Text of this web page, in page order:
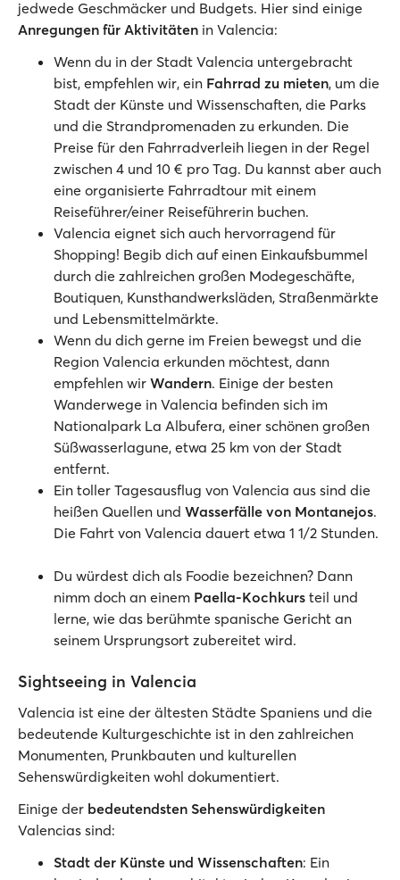
jedwede Geschmäcker und Budgets. Hier sind einige
Anregungen für Aktivitäten in Valencia:
Wenn du in der Stadt Valencia untergebracht
bist, empfehlen wir, ein Fahrrad zu mieten, um die
Stadt der Künste und Wissenschaften, die Parks
und die Strandpromenaden zu erkunden. Die
Preise für den Fahrradverleih liegen in der Regel
zwischen 4 und 10 € pro Tag. Du kannst aber auch
eine organisierte Fahrradtour mit einem
Reiseführer/einer Reiseführerin buchen.
Valencia eignet sich auch hervorragend für
Shopping! Begib dich auf einen Einkaufsbummel
durch die zahlreichen großen Modegeschäfte,
Boutiquen, Kunsthandwerksläden, Straßenmärkte
und Lebensmittelmärkte.
Wenn du dich gerne im Freien bewegst und die
Region Valencia erkunden möchtest, dann
empfehlen wir Wandern. Einige der besten
Wanderwege in Valencia befinden sich im
Nationalpark La Albufera, einer schönen großen
Süßwasserlagune, etwa 25 km von der Stadt
entfernt.
Ein toller Tagesausflug von Valencia aus sind die
heißen Quellen und Wasserfälle von Montanejos.
Die Fahrt von Valencia dauert etwa 1 1/2 Stunden.
Du würdest dich als Foodie bezeichnen? Dann
nimm doch an einem Paella-Kochkurs teil und
lerne, wie das berühmte spanische Gericht an
seinem Ursprungsort zubereitet wird.
Sightseeing in Valencia
Valencia ist eine der ältesten Städte Spaniens und die
bedeutende Kulturgeschichte ist in den zahlreichen
Monumenten, Prunkbauten und kulturellen
Sehenswürdigkeiten wohl dokumentiert.
Einige der bedeutendsten Sehenswürdigkeiten
Valencias sind:
Stadt der Künste und Wissenschaften: Ein